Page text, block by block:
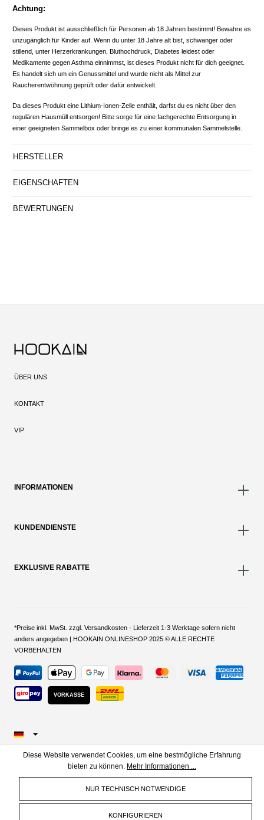
Achtung:
Dieses Produkt ist ausschließlich für Personen ab 18 Jahren bestimmt! Bewahre es
unzugänglich für Kinder auf. Wenn du unter 18 Jahre alt bist, schwanger oder
stillend, unter Herzerkrankungen, Bluthochdruck, Diabetes leidest oder
Medikamente gegen Asthma einnimmst, ist dieses Produkt nicht für dich geeignet.
Es handelt sich um ein Genussmittel und wurde nicht als Mittel zur
Raucherentwöhnung geprüft oder dafür entwickelt.
Da dieses Produkt eine Lithium-Ionen-Zelle enthält, darfst du es nicht über den
regulären Hausmüll entsorgen! Bitte sorge für eine fachgerechte Entsorgung in
einer geeigneten Sammelbox oder bringe es zu einer kommunalen Sammelstelle.
HERSTELLER
EIGENSCHAFTEN
BEWERTUNGEN
ÜBER UNS
KONTAKT
VIP
INFORMATIONEN
KUNDENDIENSTE
EXKLUSIVE RABATTE
*Preise inkl. MwSt. zzgl. Versandkosten - Lieferzeit 1-3 Werktage sofern nicht
anders angegeben | HOOKAIN ONLINESHOP 2025 © ALLE RECHTE
VORBEHALTEN
VORKASSE
Diese Website verwendet Cookies, um eine bestmögliche Erfahrung
bieten zu können. Mehr Informationen ...
NUR TECHNISCH NOTWENDIGE
KONFIGURIEREN